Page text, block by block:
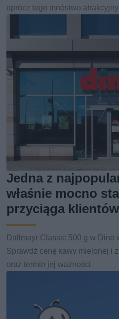
oprócz tego mnóstwo
Jedna z
właśnie mocno
przyciąga
Dallmayr Classic 500 g w Dino
Sprawdź cenę kawy mielonej i
oraz termin jej ważności.